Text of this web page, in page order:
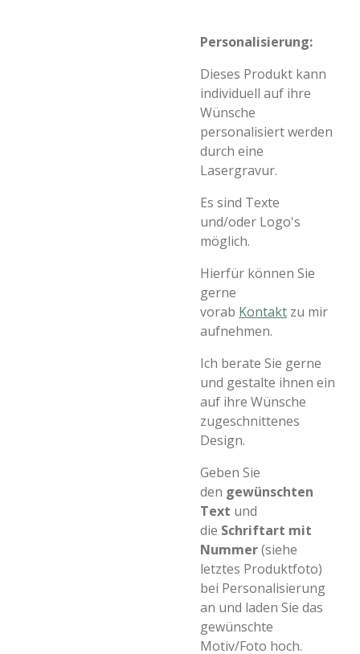
Personalisierung:
Dieses Produkt kann
individuell auf ihre
Wünsche
personalisiert werden
durch eine
Lasergravur.
Es sind Texte
und/oder Logo's
möglich.
Hierfür können Sie
gerne
vorab Kontakt zu mir
aufnehmen.
Ich berate Sie gerne
und gestalte ihnen ein
auf ihre Wünsche
zugeschnittenes
Design.
Geben Sie
den gewünschten
Text und
die Schriftart mit
Nummer(siehe
letztes Produktfoto)
bei Personalisierung
an und laden Sie das
gewünschte
Motiv/Foto hoch.